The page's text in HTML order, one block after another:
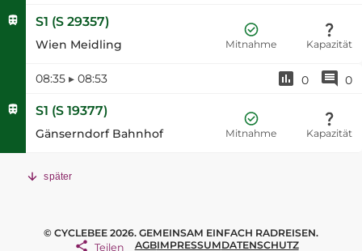
S1 (S 29357)
Wien Meidling Mitnahme Kapazität
08:35 ▸ 08:53 0 0
S1 (S 19377)
Gänserndorf Bahnhof Mitnahme Kapazität
später
© CYCLEBEE 2026. GEMEINSAM EINFACH RADREISEN.
Teilen
AGBIMPRESSUMDATENSCHUTZ